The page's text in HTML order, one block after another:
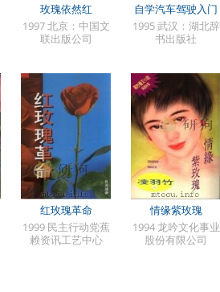
玫瑰依然红
1997 北京：中国文
联出版公司
自学汽车驾驶入门
1995 武汉：湖北辞
书出版社
红玫瑰革命
1999 民主行动党蕉
赖资讯工艺中心
情缘紫玫瑰
1994 龙吟文化事业
股份有限公司